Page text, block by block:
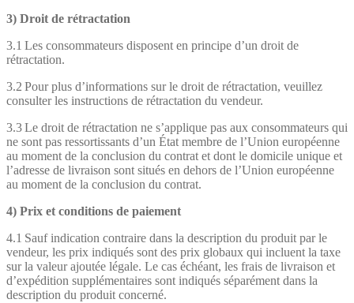
3) Droit de rétractation
3.1 Les consommateurs disposent en principe d’un droit de
rétractation.
3.2 Pour plus d’informations sur le droit de rétractation, veuillez
consulter les instructions de rétractation du vendeur.
3.3 Le droit de rétractation ne s’applique pas aux consommateurs qui
ne sont pas ressortissants d’un État membre de l’Union européenne
au moment de la conclusion du contrat et dont le domicile unique et
l’adresse de livraison sont situés en dehors de l’Union européenne
au moment de la conclusion du contrat.
4) Prix et conditions de paiement
4.1 Sauf indication contraire dans la description du produit par le
vendeur, les prix indiqués sont des prix globaux qui incluent la taxe
sur la valeur ajoutée légale. Le cas échéant, les frais de livraison et
d’expédition supplémentaires sont indiqués séparément dans la
description du produit concerné.